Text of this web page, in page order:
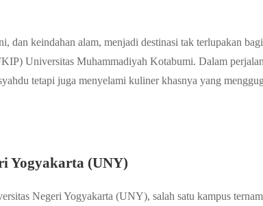
dan keindahan alam, menjadi destinasi tak terlupakan bagi
Universitas Muhammadiyah Kotabumi. Dalam
tetapi juga menyelami kuliner khasnya yang
Yogyakarta (UNY)
Negeri Yogyakarta (UNY), salah satu kampus